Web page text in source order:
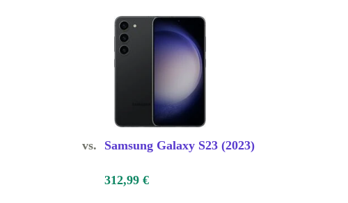
vs. Samsung Galaxy S23 (2023)
312,99 €